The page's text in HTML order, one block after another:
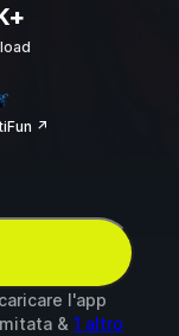
↗
l'app
& 1 altro